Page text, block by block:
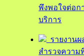
พึงพอใจต่อก
บริการ
รายงานผ
สำรวจความ